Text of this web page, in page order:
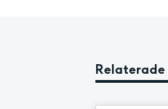
Relaterade